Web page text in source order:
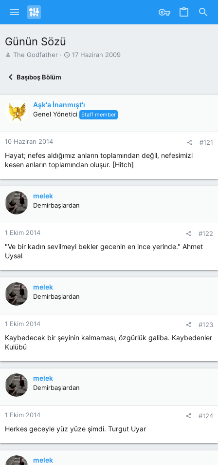
Günün Sözü
K
b
a
l
a
a
n
The Godfather
B
g
ı
T
i
h
17 Haziran 2009
Başıboş Bölüm
Aşk'a İnanmışt'ı
Genel Yönetici Staff member
10 Haziran 2014 #121
Hayat; nefes aldığımız anların toplamından değil, nefesimizi
kesen anların toplamından oluşur. [Hitch]
melek
Demirbaşlardan
1 Ekim 2014 #122
"Ve bir kadın sevilmeyi bekler gecenin en ince yerinde." Ahmet
Uysal
melek
Demirbaşlardan
1 Ekim 2014 #123
Kaybedecek bir şeyinin kalmaması, özgürlük galiba. Kaybedenler
Kulübü
melek
Demirbaşlardan
1 Ekim 2014 #124
Herkes geceyle yüz yüze şimdi. Turgut Uyar
melek